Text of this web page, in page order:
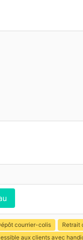
courrier-colis Retrait
aux clients avec